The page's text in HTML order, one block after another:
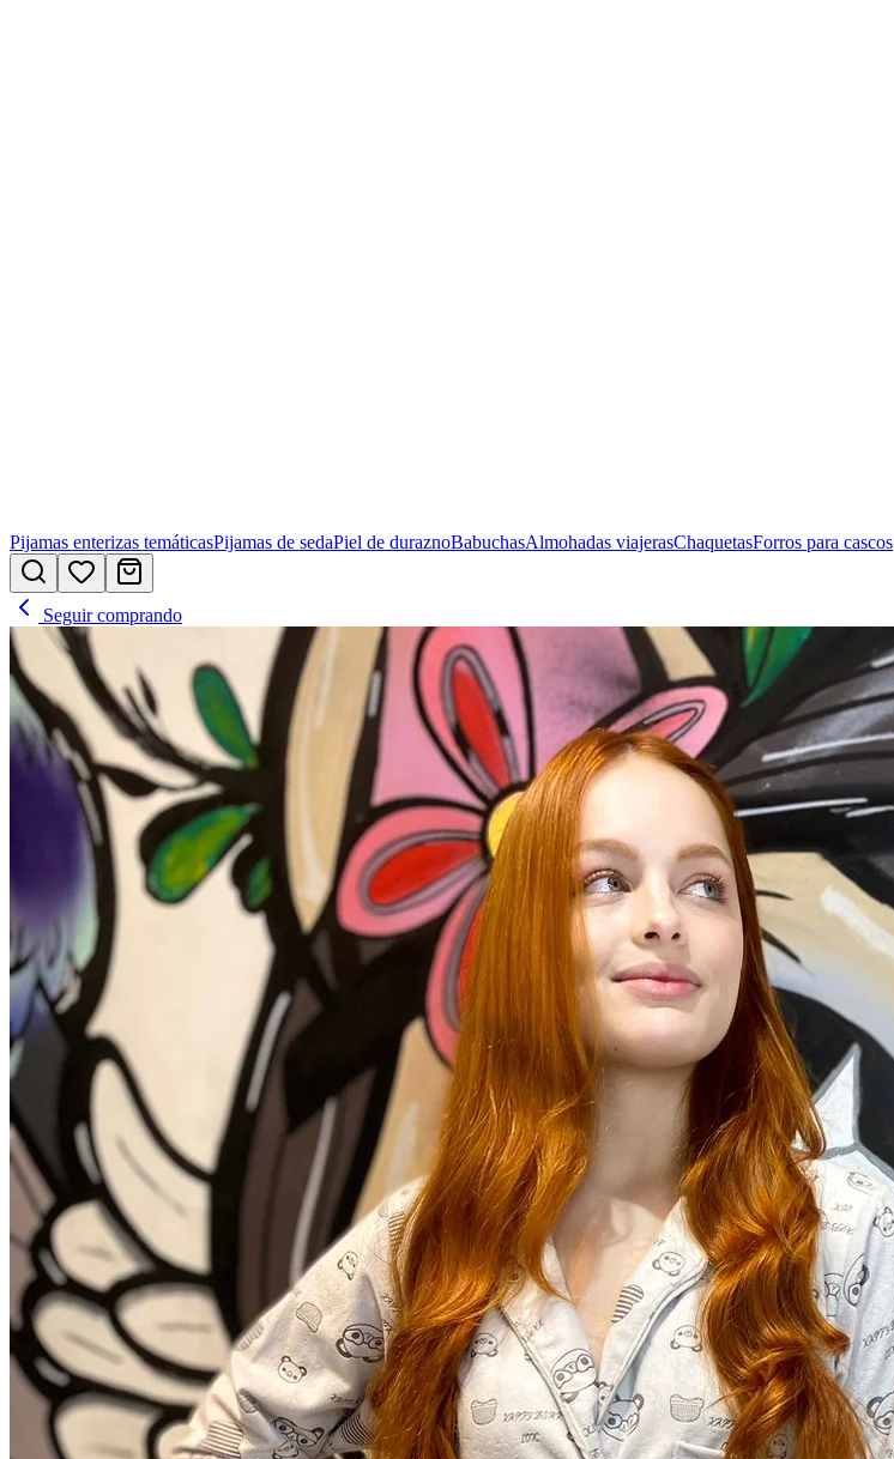
Pijamas enterizas temáticasPijamas de sedaPiel de duraznoBabuchasAlmohadas viajerasChaquetasForros para cascos
Seguir comprando